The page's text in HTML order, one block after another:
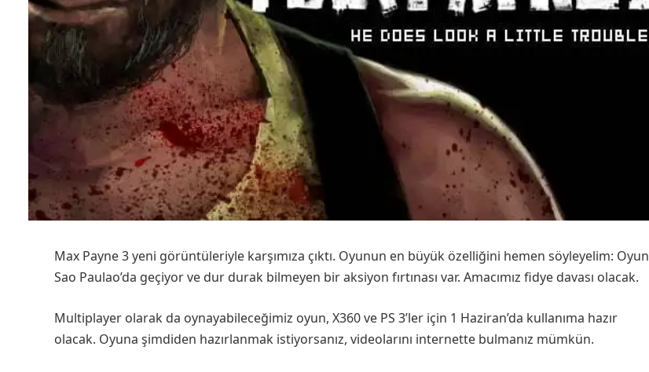
Max Payne 3 yeni görüntüleriyle karşımıza çıktı. Oyunun en büyük özelliğini hemen söyleyelim: Oyun
Sao Paulao’da geçiyor ve dur durak bilmeyen bir aksiyon fırtınası var. Amacımız fidye davası olacak.
Multiplayer olarak da oynayabileceğimiz oyun, X360 ve PS 3’ler için 1 Haziran’da kullanıma hazır
olacak. Oyuna şimdiden hazırlanmak istiyorsanız, videolarını internette bulmanız mümkün.